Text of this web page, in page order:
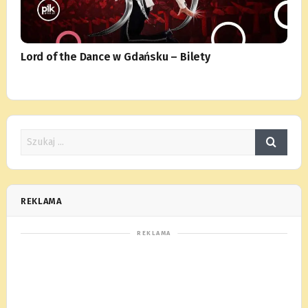
Lord of the Dance w Gdańsku – Bilety
REKLAMA